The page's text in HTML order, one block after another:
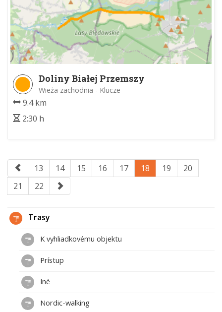
Doliny Białej Przemszy
Wieża zachodnia - Klucze
9.4 km
2:30 h
13 14 15 16 17 18 19
20
21
22
Trasy
K vyhliadkovému objektu
Prístup
Iné
Nordic-walking